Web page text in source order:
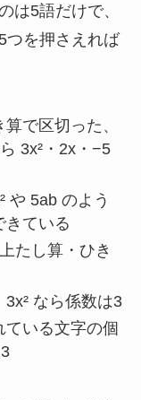
は5語だけで、
つを押さえれば
で区切った、
3x²・2x・−5
や 5ab のよう
きている
たし算・ひき
なら係数は3
いる文字の個